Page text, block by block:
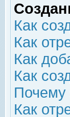
Как
Как
Как
Как
Почему
Как